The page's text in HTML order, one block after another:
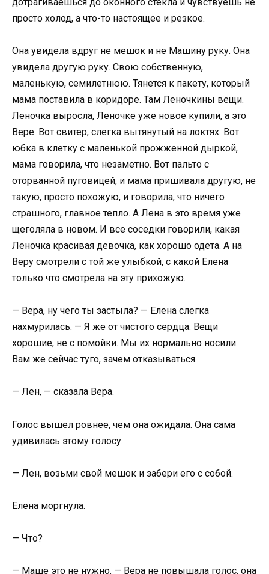
просто холод, а что-то настоящее и резкое.
Она увидела вдруг не мешок и не Машину руку. Она
увидела другую руку. Свою собственную,
маленькую, семилетнюю. Тянется к пакету, который
мама поставила в коридоре. Там Леночкины вещи.
Леночка выросла, Леночке уже новое купили, а это
Вере. Вот свитер, слегка вытянутый на локтях. Вот
юбка в клетку с маленькой прожженной дыркой,
мама говорила, что незаметно. Вот пальто с
оторванной пуговицей, и мама пришивала другую, не
такую, просто похожую, и говорила, что ничего
страшного, главное тепло. А Лена в это время уже
щеголяла в новом. И все соседки говорили, какая
Леночка красивая девочка, как хорошо одета. А на
Веру смотрели с той же улыбкой, с какой Елена
только что смотрела на эту прихожую.
— Вера, ну чего ты застыла? — Елена слегка
нахмурилась. — Я же от чистого сердца. Вещи
хорошие, не с помойки. Мы их нормально носили.
Вам же сейчас туго, зачем отказываться.
— Лен, — сказала Вера.
Голос вышел ровнее, чем она ожидала. Она сама
удивилась этому голосу.
— Лен, возьми свой мешок и забери его с собой.
Елена моргнула.
— Что?
— Маше это не нужно. — Вера не повышала голос, она